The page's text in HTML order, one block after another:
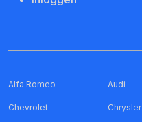
Alfa Romeo Audi
Chevrolet Chrysler